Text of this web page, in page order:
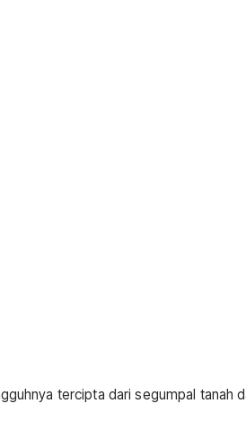
tercipta dari segumpal tanah